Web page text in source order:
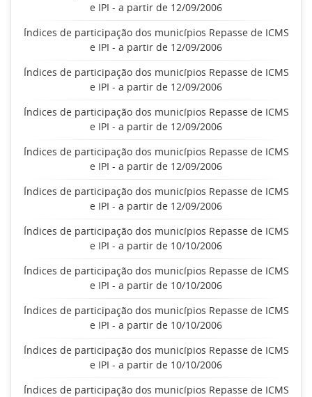
e IPI - a partir de 12/09/2006
Índices de participação dos municípios Repasse de ICMS
e IPI - a partir de 12/09/2006
Índices de participação dos municípios Repasse de ICMS
e IPI - a partir de 12/09/2006
Índices de participação dos municípios Repasse de ICMS
e IPI - a partir de 12/09/2006
Índices de participação dos municípios Repasse de ICMS
e IPI - a partir de 12/09/2006
Índices de participação dos municípios Repasse de ICMS
e IPI - a partir de 12/09/2006
Índices de participação dos municípios Repasse de ICMS
e IPI - a partir de 10/10/2006
Índices de participação dos municípios Repasse de ICMS
e IPI - a partir de 10/10/2006
Índices de participação dos municípios Repasse de ICMS
e IPI - a partir de 10/10/2006
Índices de participação dos municípios Repasse de ICMS
e IPI - a partir de 10/10/2006
Índices de participação dos municípios Repasse de ICMS